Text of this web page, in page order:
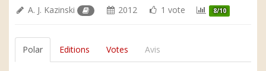
A. J. Kazinski 2012 1 vote 8/10
Polar Editions Votes Avis